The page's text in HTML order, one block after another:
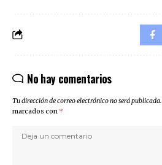
No hay comentarios
Tu dirección de correo electrónico no será publicada.
marcados con *